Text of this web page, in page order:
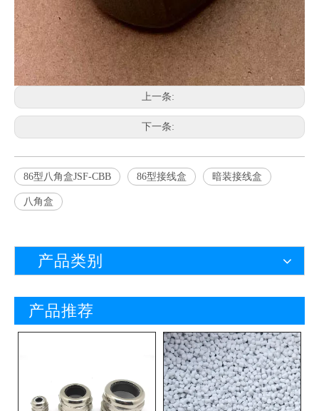
上一条:
下一条:
86型八角盒JSF-CBB 86型接线盒 暗装接线盒
八角盒
产品类别
产品推荐